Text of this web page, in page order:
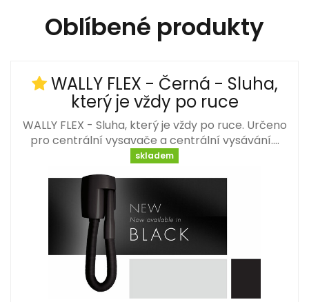
Oblíbené produkty
WALLY FLEX - Černá - Sluha,
který je vždy po ruce
WALLY FLEX - Sluha, který je vždy po ruce. Určeno
pro centrální vysavače a centrální vysávání.…
skladem